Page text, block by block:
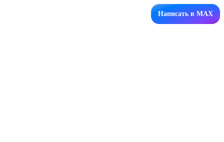
Написать в MAX